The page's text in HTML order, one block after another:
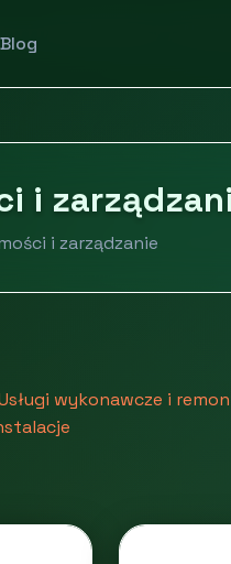
Blog
i
i zarządzanie
wykonawcze i